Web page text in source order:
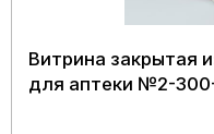
Витрина закрытая
для аптеки №2-